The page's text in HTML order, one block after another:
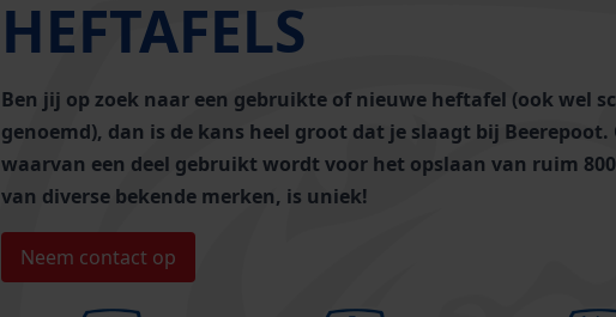
HEFTAFELS
Ben jij op zoek naar een gebruikte of nieuwe heftafel (ook wel
genoemd), dan is de kans heel groot dat je slaagt bij Beerepoot.
waarvan een deel gebruikt wordt voor het opslaan van ruim
van diverse bekende merken, is uniek!
Neem contact op